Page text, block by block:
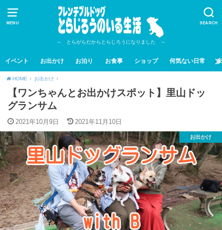
MENU SEARCH
～ とらがらだからとらじろうになりました ～
イベント お出かけ お泊り お食事 ショップ 何気ない日常
HOME お出かけ
【ワンちゃんとお出かけスポット】里山ドッ
グランサム
2021年10月9日 2021年11月10日
お出かけ